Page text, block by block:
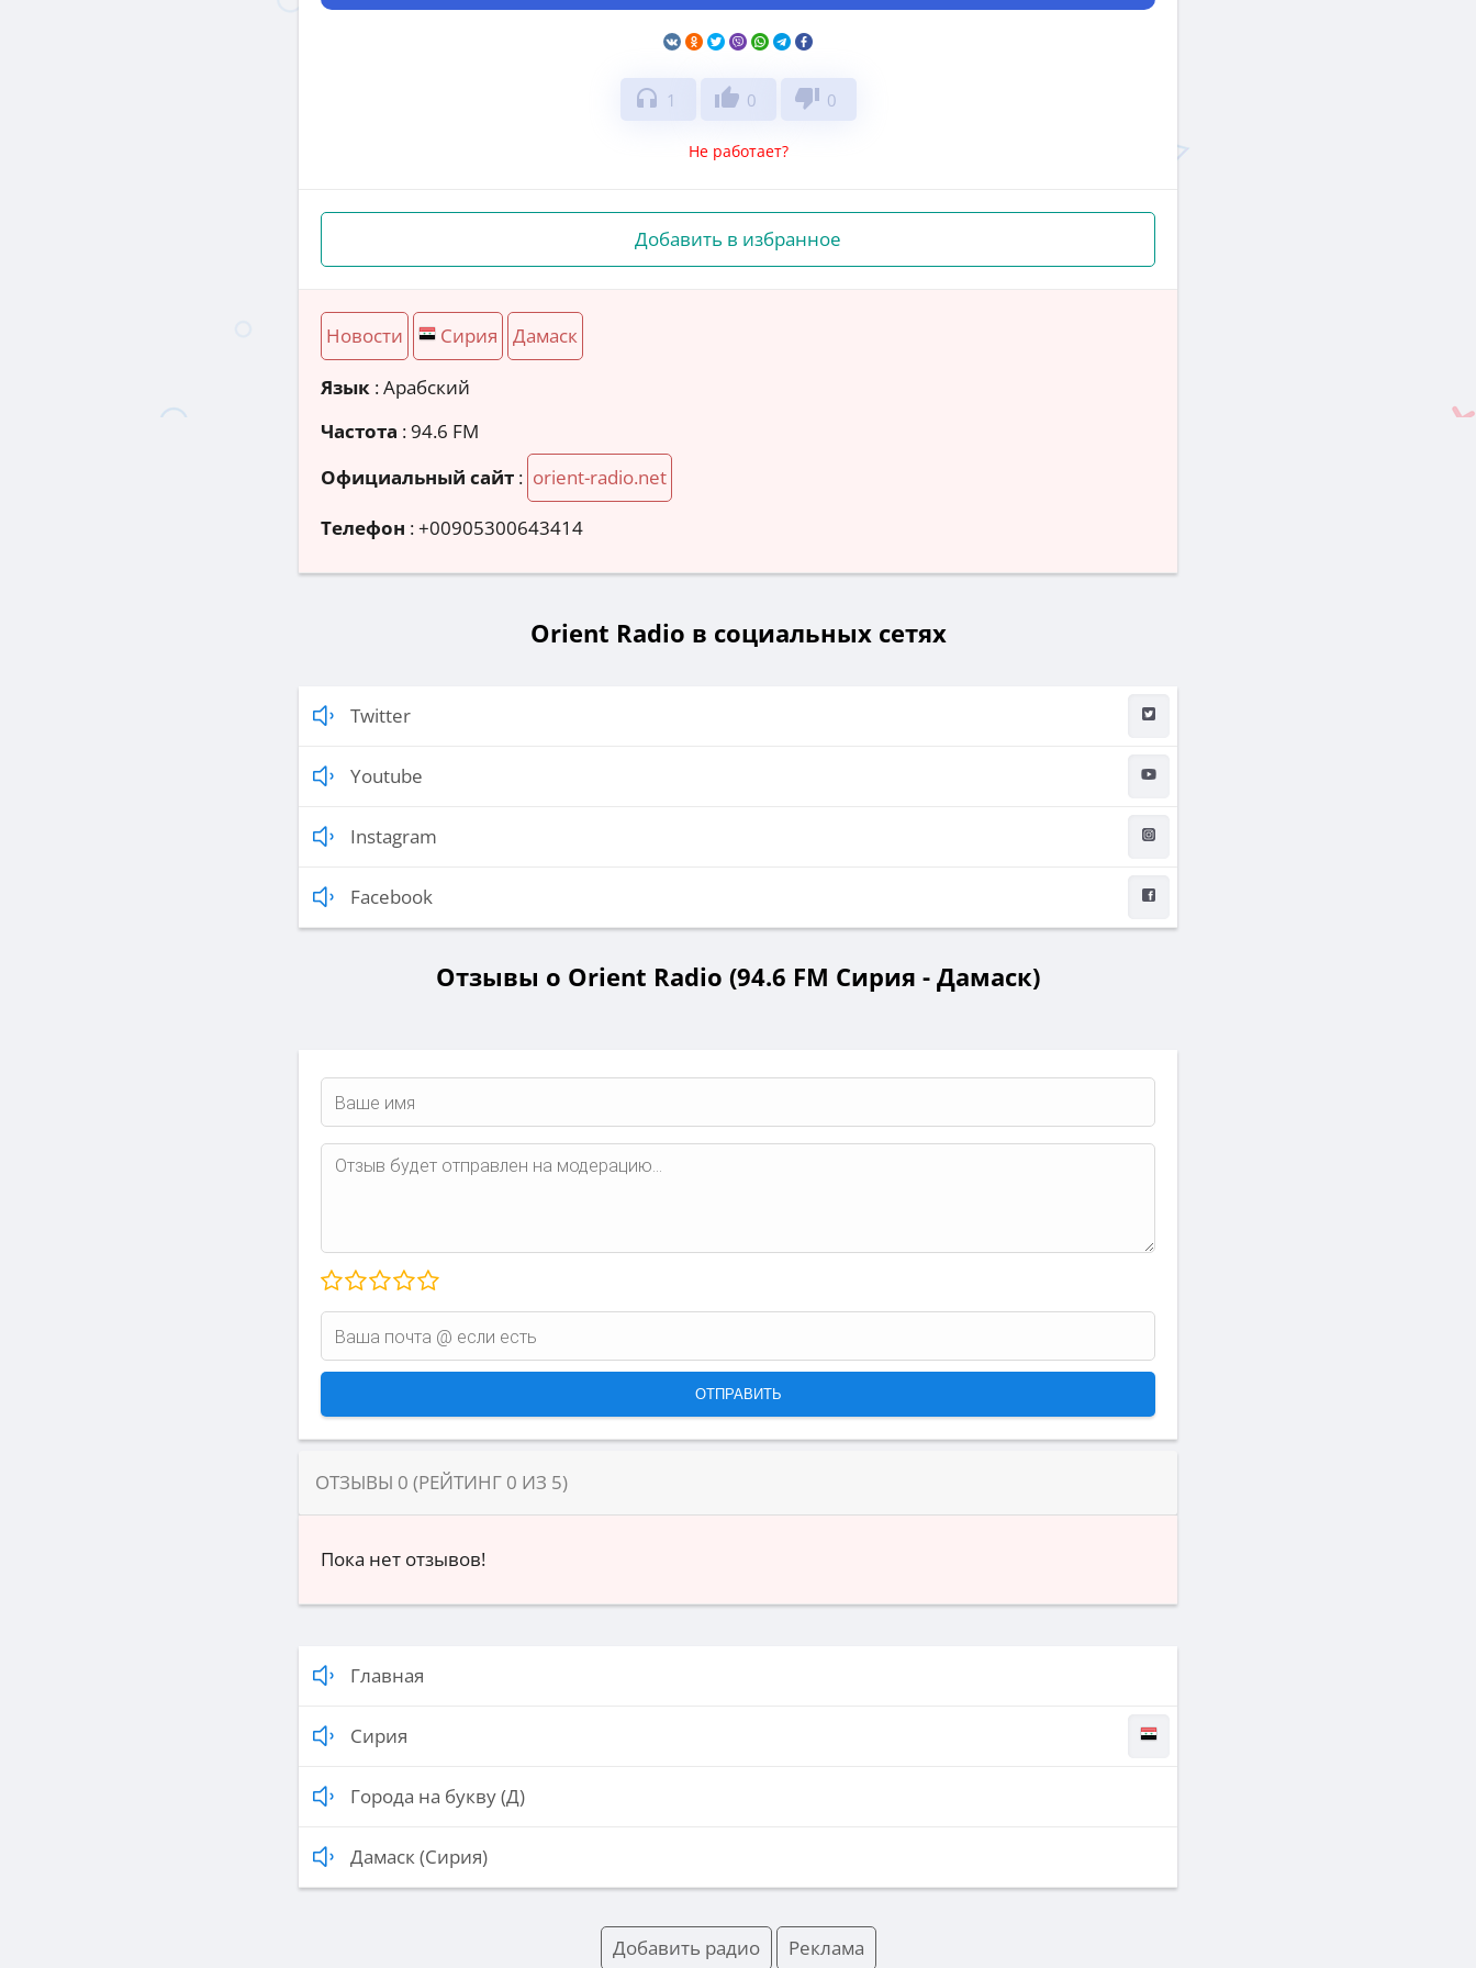
headphones 1 thumb_up 0 thumb_down 0
Не работает?
Добавить в избранное
Новости Сирия Дамаск
Язык : Арабский
Частота : 94.6 FM
Официальный сайт : orient-radio.net
Телефон :+00905300643414
Orient Radio в социальных сетях
Twitter
Youtube
Instagram
Facebook
Отзывы о Orient Radio (94.6 FM Сирия - Дамаск)
ОТЗЫВЫ 0 (РЕЙТИНГ 0 ИЗ 5)
Пока нет отзывов!
Главная
Сирия
Города на букву (Д)
Дамаск (Сирия)
Добавить радио Реклама